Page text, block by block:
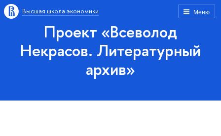
Меню
Высшая школа экономики
Проект «Всеволод
Некрасов. Литературный
архив»